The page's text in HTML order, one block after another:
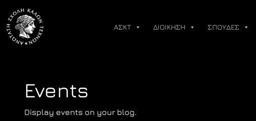
content
ΑΣΚΤ ΔΙΟΙΚΗΣΗ ΣΠΟΥΔΕΣ
Events
Display events on your blog.